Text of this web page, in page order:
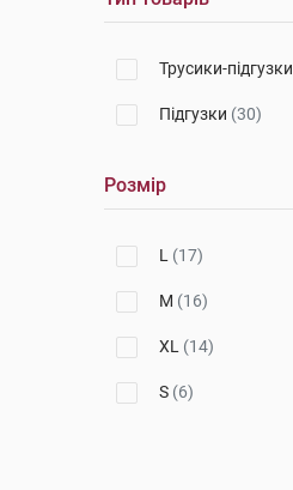
Трусики-підгузки
Підгузки (30)
Розмір
L (17)
M (16)
XL (14)
S (6)